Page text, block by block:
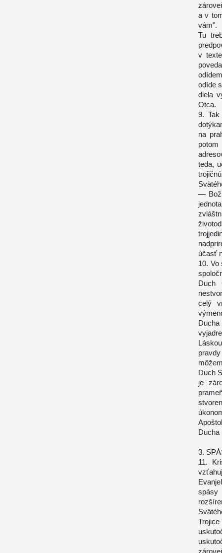
a v
vám".
Tu
v
odíde
diela
Otca.
9.
na
teda,
—
účasť
10. Vo
Duch
celý
Duch
je
Ducha
3.
11.
spásy